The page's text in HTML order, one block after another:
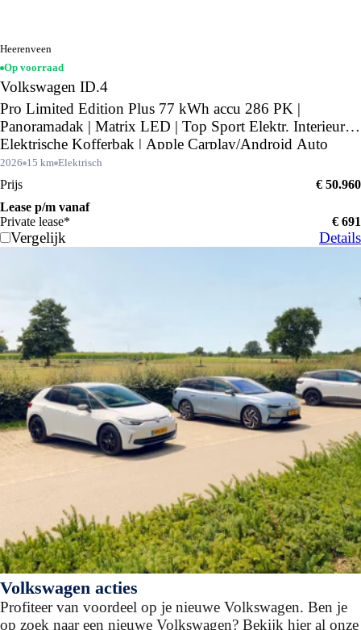
Heerenveen
Op voorraad
Volkswagen ID.4
Pro Limited Edition Plus 77 kWh accu 286 PK |
Panoramadak | Matrix LED | Top Sport Elektr. Interieur |
Elektrische Kofferbak | Apple Carplay/Android Auto
2026 15 km Elektrisch
Prijs
€ 50.960
Lease p/m vanaf
Private lease*
€ 691
Vergelijk Details
Volkswagen acties
Profiteer van voordeel op je nieuwe Volkswagen. Ben je
op zoek naar een nieuwe Volkswagen? Bekijk hier al onze